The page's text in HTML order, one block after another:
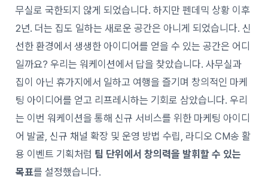
무실로 국한되지 않게 되었습니다. 하지만 펜데믹 상황 이후
2년. 더는 집도 일하는 새로운 공간은 아니게 되었습니다. 신
선한 환경에서 생생한 아이디어를 얻을 수 있는 공간은 어디
일까요? 우리는 워케이션에서 답을 찾았습니다. 사무실과
집이 아닌 휴가지에서 일하고 여행을 즐기며 창의적인 마케
팅 아이디어를 얻고 리프레시하는 기회로 삼았습니다. 우리
는 이번 워케이션을 통해 신규 서비스를 위한 마케팅 아이디
어 발굴, 신규 채널 확장 및 운영 방법 수립, 라디오 CM송 활
용 이벤트 기획처럼 팀 단위에서 창의력을 발휘할 수 있는
목표를 설정했습니다.